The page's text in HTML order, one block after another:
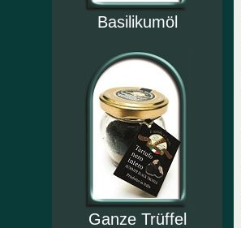
Basilikumöl
Ganze Trüffel